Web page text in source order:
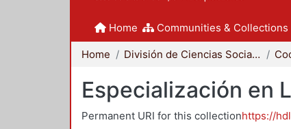
Home Communities & Collections
Home División de Ciencias Sociales y Humanidades
Especialización en
Permanent URI for this collectionhttps://